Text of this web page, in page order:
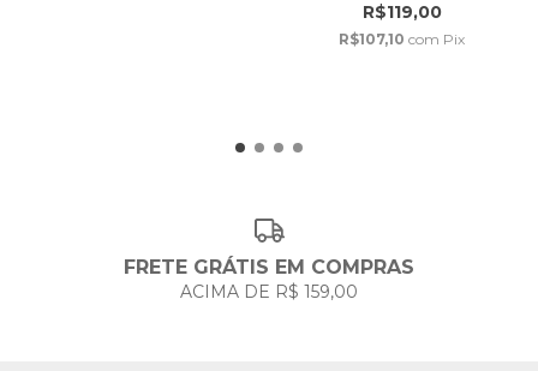
R$119,00
R$107,10com Pix
FRETE GRÁTIS EM COMPRAS
ACIMA DE R$ 159,00